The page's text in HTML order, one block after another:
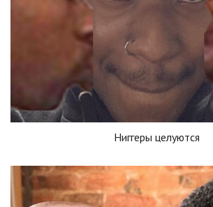
Ниггеры целуются